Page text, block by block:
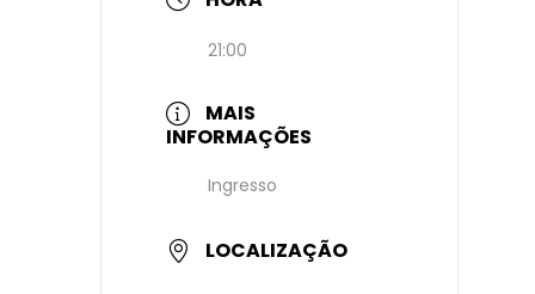
21:00
MAIS
INFORMAÇÕES
Ingresso
LOCALIZAÇÃO